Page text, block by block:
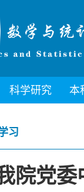
科学研究 本
习
院党委